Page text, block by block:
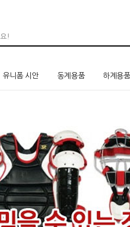
유니폼 시안 동계용품 하계용품